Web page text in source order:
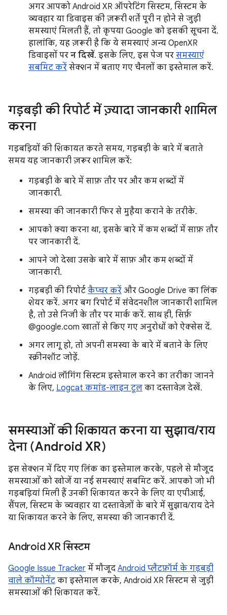
अगर आपको Android XR ऑपरेटिंग सिस्टम, सिस्टम के
व्यवहार या डिवाइस की ज़रूरी शर्तें पूरी न होने से जुड़ी
समस्याएं मिलती हैं, तो कृपया Google को इसकी सूचना दें.
हालांकि, यह ज़रूरी है कि ये समस्याएं अन्य OpenXR
डिवाइसों पर न दिखें. इसके लिए, इस पेज पर समस्याएं
सबमिट करें सेक्शन में बताए गए चैनलों का इस्तेमाल करें.
गड़बड़ी की रिपोर्ट में ज़्यादा जानकारी शामिल
करना
गड़बड़ियों की शिकायत करते समय, गड़बड़ी के बारे में बताते
समय यह जानकारी ज़रूर शामिल करें:
गड़बड़ी के बारे में साफ़ तौर पर और कम शब्दों में
जानकारी.
समस्या की जानकारी फिर से मुहैया कराने के तरीके.
आपको क्या करना था, इसके बारे में कम शब्दों में साफ़ तौर
पर जानकारी दें.
आपने जो देखा उसके बारे में साफ़ और कम शब्दों में
जानकारी.
गड़बड़ी की रिपोर्ट कैप्चर करें और Google Drive का लिंक
शेयर करें. अगर बग रिपोर्ट में संवेदनशील जानकारी शामिल
है, तो उसे निजी के तौर पर मार्क करें. साथ ही, सिर्फ़
@google.com खातों से किए गए अनुरोधों को ऐक्सेस दें.
अगर लागू हो, तो अपनी समस्या के बारे में बताने के लिए
स्क्रीनशॉट जोड़ें.
Android लॉगिंग सिस्टम इस्तेमाल करने का तरीका जानने
के लिए, Logcat कमांड-लाइन टूल का दस्तावेज़ देखें.
समस्याओं की शिकायत करना या सुझाव/राय
देना (Android XR)
इस सेक्शन में दिए गए लिंक का इस्तेमाल करके, पहले से मौजूद
समस्याओं को खोजें या नई समस्याएं सबमिट करें. आपको जो भी
गड़बड़ियां मिली हैं उनकी शिकायत करने के लिए या एपीआई,
सैंपल, सिस्टम के व्यवहार या दस्तावेज़ों के बारे में सुझाव/राय देने
या शिकायत करने के लिए, समस्या की जानकारी दें.
Android XR सिस्टम
Google Issue Tracker में मौजूद Android प्लैटफ़ॉर्म के गड़बड़ी
वाले कॉम्पोनेंट का इस्तेमाल करके, Android XR सिस्टम से जुड़ी
समस्याओं की शिकायत करें.